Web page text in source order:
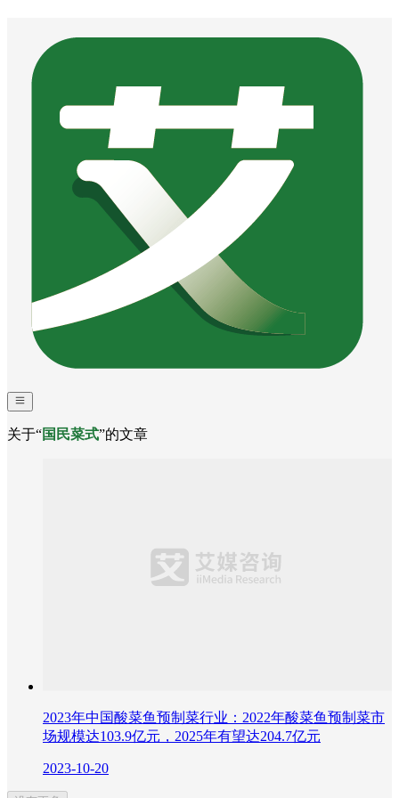
关于“国民菜式”的文章
2023年中国酸菜鱼预制菜行业：2022年酸菜鱼预制菜市
场规模达103.9亿元，2025年有望达204.7亿元
2023-10-20